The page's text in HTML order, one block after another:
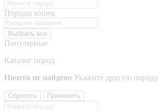
Породы кошек
Выбрать все
Популярные
Каталог пород
Ничего не найдено Укажите другую породу
Сбросить Применить